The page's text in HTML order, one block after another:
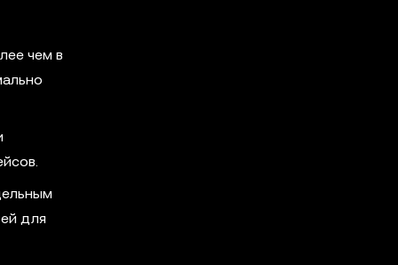
чем в
для